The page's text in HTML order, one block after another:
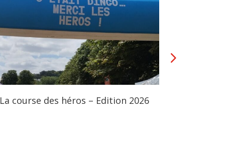
La course des héros – Edition 2026